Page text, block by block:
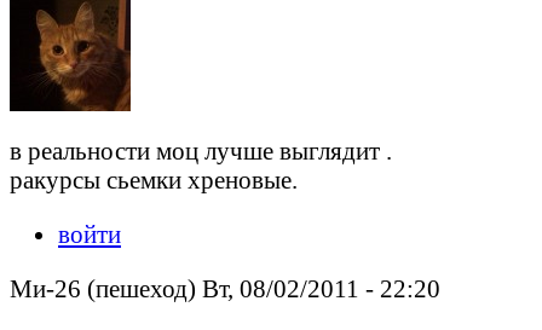
в реальности моц лучше выглядит .
ракурсы сьемки хреновые.
войти
Ми-26 (пешеход) Вт, 08/02/2011 - 22:20